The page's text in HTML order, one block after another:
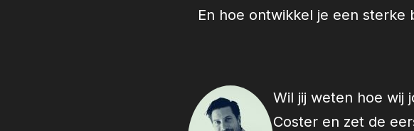
En hoe ontwikkel je een sterke
Wil jij weten hoe wij
Coster en zet de